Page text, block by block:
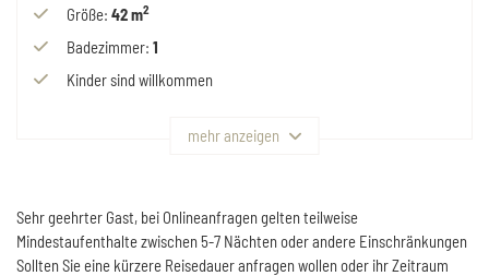
Größe: 42 m2
Badezimmer: 1
Kinder sind willkommen
mehr anzeigen
Sehr geehrter Gast, bei Onlineanfragen gelten teilweise
Mindestaufenthalte zwischen 5-7 Nächten oder andere Einschränkungen
Sollten Sie eine kürzere Reisedauer anfragen wollen oder ihr Zeitraum